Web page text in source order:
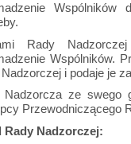
Wspólników
Rady
Wspólników.
i podaje je
Nadzorcza ze swego
Przewodniczącego
Rady Nadzorczej: